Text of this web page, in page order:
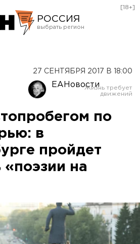
РОССИЯ
Оренбург
[18+]
27 СЕНТЯБРЯ 2017 В 18:00
ЕАНовости
по
в
пройдет
«поэзии на